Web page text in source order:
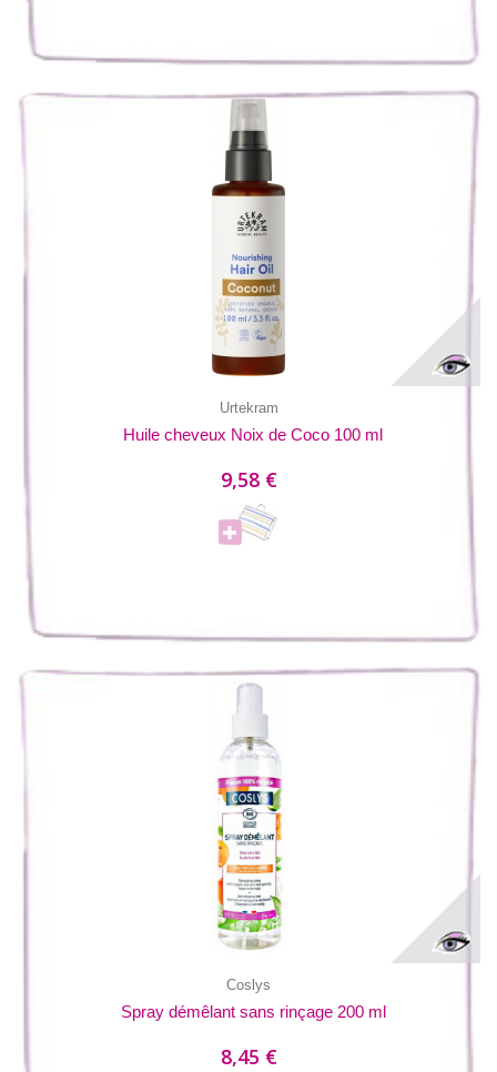
Urtekram
Huile cheveux Noix de Coco 100 ml
9,58 €
Coslys
Spray démêlant sans rinçage 200 ml
8,45 €